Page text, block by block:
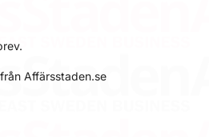
Affärsstaden.se